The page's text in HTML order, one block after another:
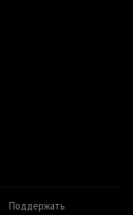
Поддержать